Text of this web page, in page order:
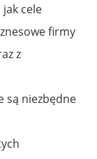
jak cele
firmy
z
są niezbędne